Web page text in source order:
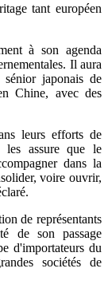
tant européen
à son agenda
Il aura
japonais de
Chine, avec des
leurs efforts de
les assure que le
dans la
voire ouvrir,
de représentants
de son passage
d'importateurs du
sociétés de